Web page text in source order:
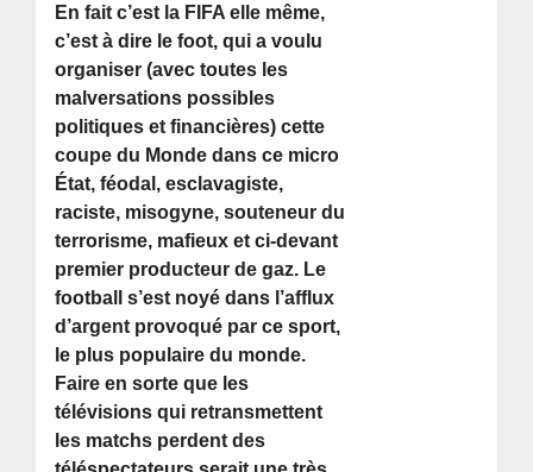
En fait c’est la FIFA elle même,
c’est à dire le foot, qui a voulu
organiser (avec toutes les
malversations possibles
politiques et financières) cette
coupe du Monde dans ce micro
État, féodal, esclavagiste,
raciste, misogyne, souteneur du
terrorisme, mafieux et ci-devant
premier producteur de gaz. Le
football s’est noyé dans l’afflux
d’argent provoqué par ce sport,
le plus populaire du monde.
Faire en sorte que les
télévisions qui retransmettent
les matchs perdent des